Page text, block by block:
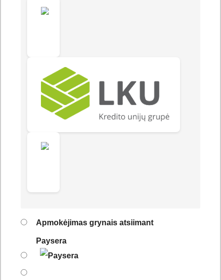
Apmokėjimas grynais atsiimant
Paysera